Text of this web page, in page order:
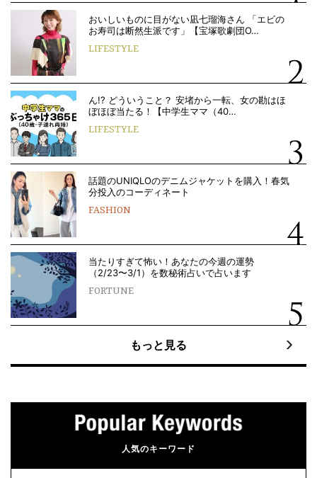
おいしいものに目がない凪七瑠海さん 「エビの
お寿司は断然生派です」【宝塚歌劇団O…
LIFESTYLE
ん!? どういうこと？ 安堵から一転、女の勘はほ
ぼほぼ当たる！【中学生ママ（40…
LIFESTYLE
話題のUNIQLOのデニムジャケットを購入！春気
分投入のコーディネート
FASHION
当たりすぎて怖い！あなたの今週の運勢
（2/23〜3/1）を数秘術占いで占います
FORTUNE
もっと見る
人気のキーワード